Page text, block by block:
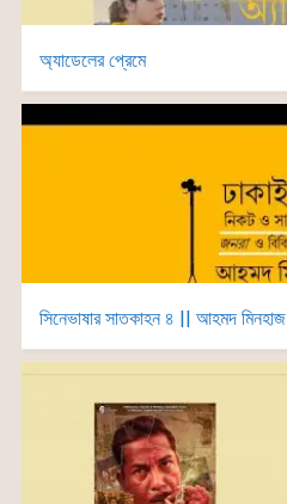
অ্যাডেলের প্রেমে
সিনেভাষার সাতকাহন ৪ || আহমদ মিনহাজ